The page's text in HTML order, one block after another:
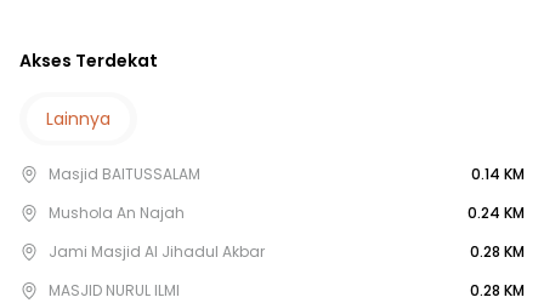
25 Menit ke Gerbang Tol Margonda 2
25 Menit ke Gerbang Tol Margonda 1
25 Menit ke Gerbang Tol Gunung Putri
30 Menit ke Gerbang Tol Karanggan
Akses Terdekat
Lainnya
Masjid BAITUSSALAM
0.14 KM
Mushola An Najah
0.24 KM
Jami Masjid Al Jihadul Akbar
0.28 KM
MASJID NURUL ILMI
0.28 KM